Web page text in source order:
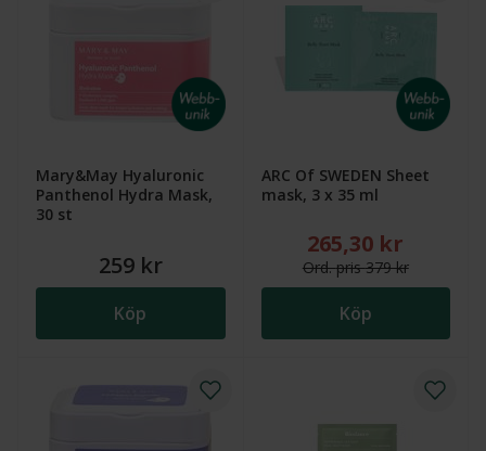
Mary&May Hyaluronic
Panthenol Hydra Mask,
30 st
259 kr
Köp
ARC Of SWEDEN Sheet
mask, 3 x 35 ml
Nytt reducerat
265,30 kr
Ord.pris379 kr
Köp